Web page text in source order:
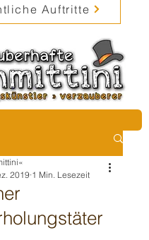
Auftritte
2019 1 Min. Lesezeit